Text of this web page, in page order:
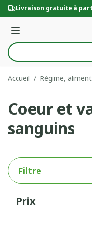
Aller au contenu
Livraison gratuite à
Menu
Rechercher
Accueil / Régime,
Coeur et
sanguins
Filtre
Prix